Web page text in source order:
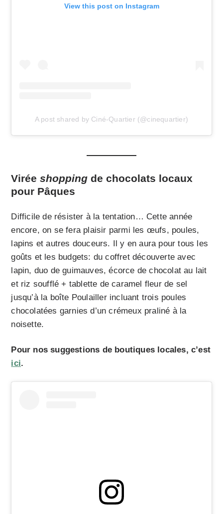
View this post on Instagram
A post shared by Ciné-Quartier (@cinequartier)
Viréeshopping de chocolats locaux
pour Pâques
Difficile de résister à la tentation… Cette année
encore, on se fera plaisir parmi les œufs, poules,
lapins et autres douceurs. Il y en aura pour tous les
goûts et les budgets: du coffret découverte avec
lapin, duo de guimauves, écorce de chocolat au lait
et riz soufflé + tablette de caramel fleur de sel
jusqu’à la boîte Poulailler incluant trois poules
chocolatées garnies d’un crémeux praliné à la
noisette.
Pour nos suggestions de boutiques locales, c’est
ici.